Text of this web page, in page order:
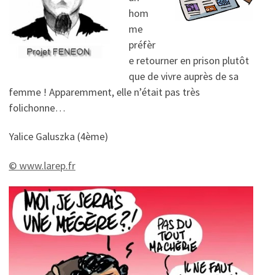
hom
me
préfèr
e retourner en prison plutôt
que de vivre auprès de sa
femme ! Apparemment, elle n’était pas très
folichonne…
Yalice Galuszka (4ème)
© www.larep.fr